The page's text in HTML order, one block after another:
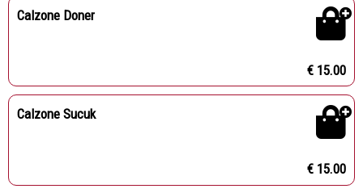
Calzone Doner
€ 15.00
Calzone Sucuk
€ 15.00